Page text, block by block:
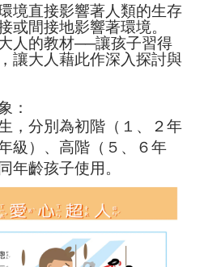
境直接影響著人類的生存
或間接地影響著環境。
人的教材──讓孩子習得
讓大人藉此作深入探討與
：
，分別為初階（１、２年
級）、高階（５、６年
年齡孩子使用。